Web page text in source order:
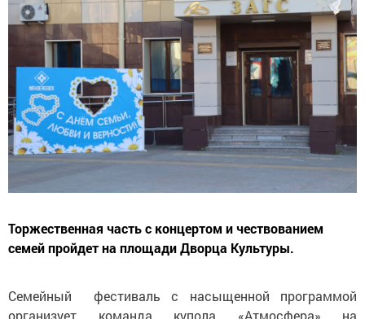
Торжественная часть с концертом и чествованием
семей пройдет на площади Дворца Культуры.
Семейный фестиваль с насыщенной программой
организует команда купола «Атмосфера» на